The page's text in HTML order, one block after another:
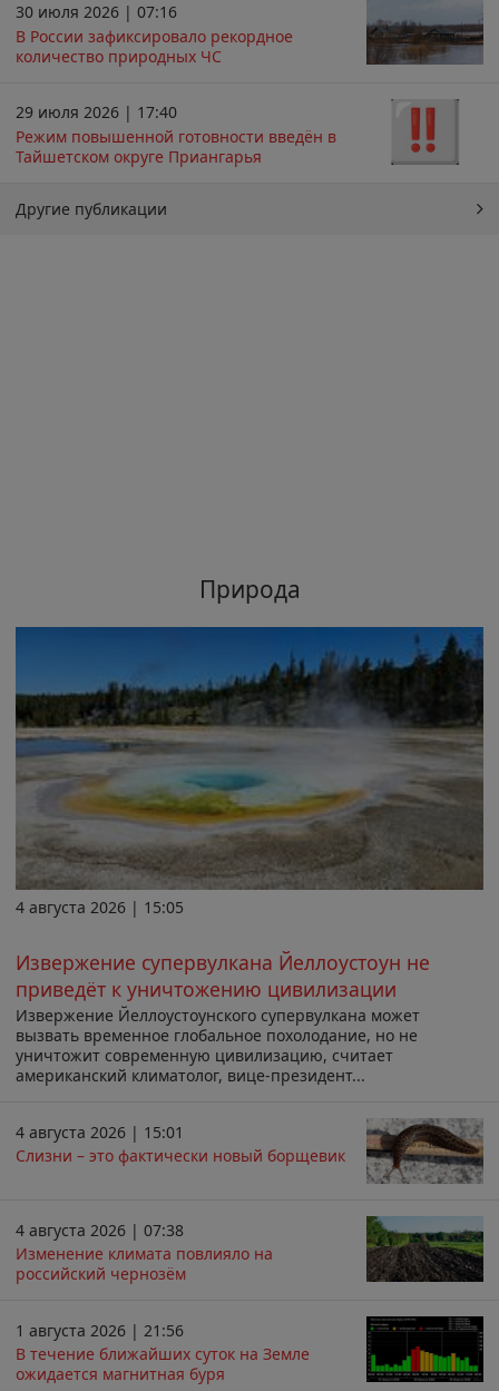
30 июля 2026 | 07:16
В России зафиксировало рекордное
количество природных ЧС
29 июля 2026 | 17:40
Режим повышенной готовности введён в
Тайшетском округе Приангарья
Другие публикации
Природа
4 августа 2026 | 15:05
Извержение супервулкана Йеллоустоун не
приведёт к уничтожению цивилизации
Извержение Йеллоустоунского супервулкана может
вызвать временное глобальное похолодание, но не
уничтожит современную цивилизацию, считает
американский климатолог, вице-президент...
4 августа 2026 | 15:01
Слизни – это фактически новый борщевик
4 августа 2026 | 07:38
Изменение климата повлияло на
российский чернозём
1 августа 2026 | 21:56
В течение ближайших суток на Земле
ожидается магнитная буря